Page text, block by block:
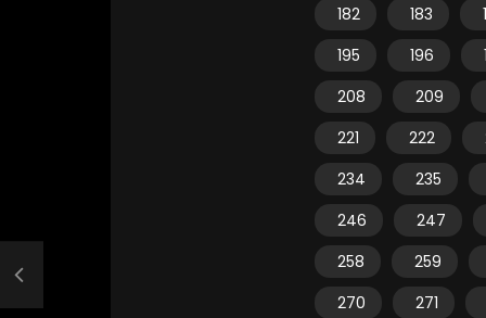
182
183
195
196
208
209
221
222
234
235
246
247
258
259
270
271